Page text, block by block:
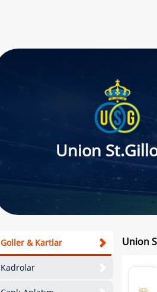
Union
Goller & Kartlar
Kadrolar
Union